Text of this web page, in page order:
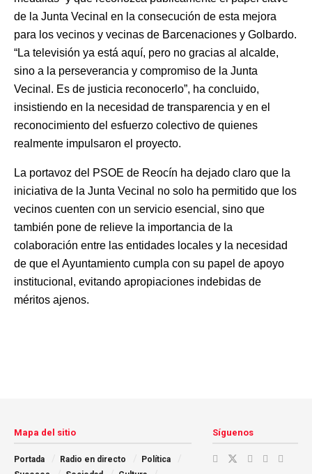
de la Junta Vecinal en la consecución de esta mejora
para los vecinos y vecinas de Barcenaciones y Golbardo.
“La televisión ya está aquí, pero no gracias al alcalde,
sino a la perseverancia y compromiso de la Junta
Vecinal. Es de justicia reconocerlo”, ha concluido,
insistiendo en la necesidad de transparencia y en el
reconocimiento del esfuerzo colectivo de quienes
realmente impulsaron el proyecto.
La portavoz del PSOE de Reocín ha dejado claro que la
iniciativa de la Junta Vecinal no solo ha permitido que los
vecinos cuenten con un servicio esencial, sino que
también pone de relieve la importancia de la
colaboración entre las entidades locales y la necesidad
de que el Ayuntamiento cumpla con su papel de apoyo
institucional, evitando apropiaciones indebidas de
méritos ajenos.
Mapa del sitio
Portada Radio en directo
Política
Síguenos